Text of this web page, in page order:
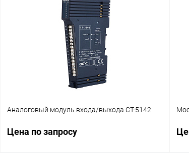
Аналоговый модуль входа/выхода CT-5142
Цена по запросу